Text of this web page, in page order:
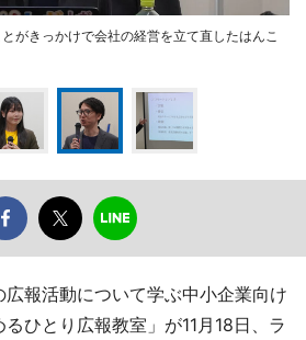
がきっかけで会社の経営を立て直したはんこ
報活動について学ぶ中小企業向け
ひとり広報教室」が11月18日、ラ